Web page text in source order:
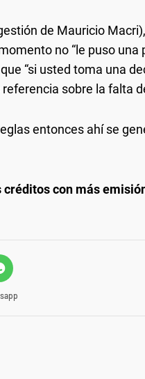
de Mauricio
no “le puso una
“si usted toma una
sobre la falta
entonces ahí se
créditos con más